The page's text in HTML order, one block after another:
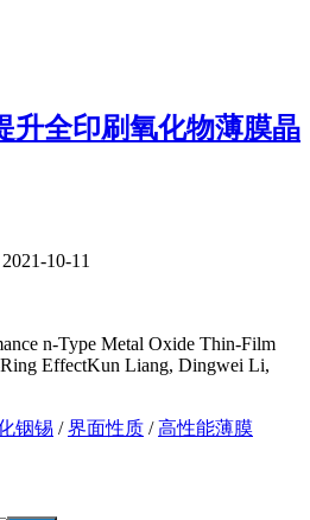
升全印刷氧化物薄膜晶
10-11
n-Type Metal Oxide Thin-Film
EffectKun Liang, Dingwei Li,
铟锡 /界面性质 /高性能薄膜